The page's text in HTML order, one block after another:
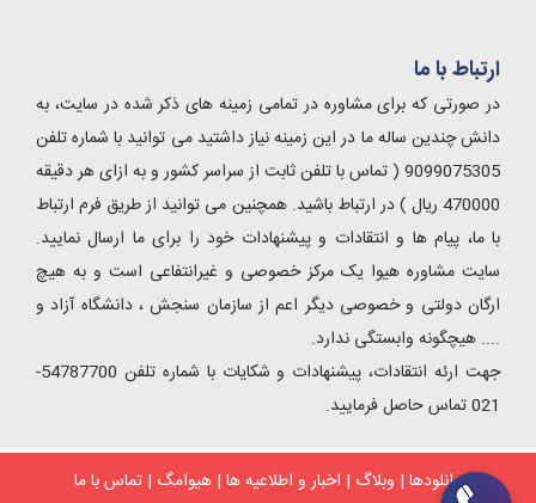
ارتباط با ما
در صورتی که برای مشاوره در تمامی زمینه های ذکر شده در سایت، به
دانش چندین ساله ما در این زمینه نیاز داشتید می توانید با شماره تلفن
9099075305 ( تماس با تلفن ثابت از سراسر کشور و به ازای هر دقیقه
470000 ریال ) در ارتباط باشید. همچنین می توانید از طریق فرم ارتباط
با ما، پیام ها و انتقادات و پیشنهادات خود را برای ما ارسال نمایید.
سایت مشاوره هیوا یک مرکز خصوصی و غیرانتفاعی است و به هیچ
ارگان دولتی و خصوصی دیگر اعم از سازمان سنجش ، دانشگاه آزاد و
.... هیچگونه وابستگی ندارد.
جهت ارئه انتقادات، پیشنهادات و شکایات با شماره تلفن 54787700-
021 تماس حاصل فرمایید.
دانلودها | وبلاگ | اخبار و اطلاعیه ها | هیوامگ | تماس با ما